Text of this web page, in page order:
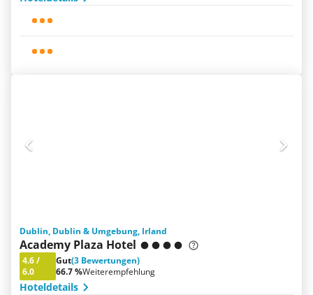
Dublin, Dublin & Umgebung, Irland
Academy Plaza Hotel
4.6/
6.0
Gut(3 Bewertungen)
66.7 %Weiterempfehlung
Hoteldetails